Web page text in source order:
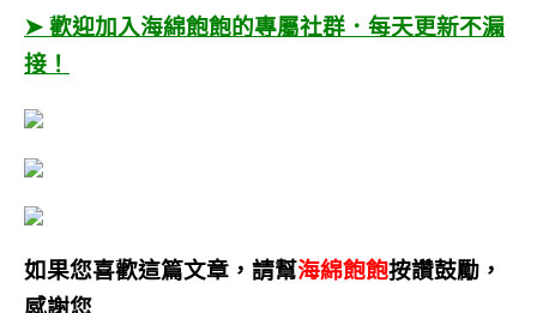
➤ 歡迎加入海綿飽飽的專屬社群．每天更新不漏
接！
如果您喜歡這篇文章，請幫海綿飽飽按讚鼓勵，
感謝您